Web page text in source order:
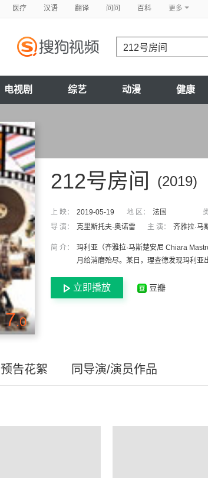
医疗 汉语 翻译 问问 百科 更多
电视剧 综艺 动漫 健康
7.0
(2019)
212号房间
上 映： 2019-05-19 地 区： 法国
导 演：
克里斯托夫·奥诺雷 主 演： 齐雅拉·马
简 介：
玛利亚（齐雅拉·马斯楚安尼 Chiara
月给消磨殆尽。某日，理查德发现玛利亚
立即播放 豆瓣
预告花絮 同导演/演员作品